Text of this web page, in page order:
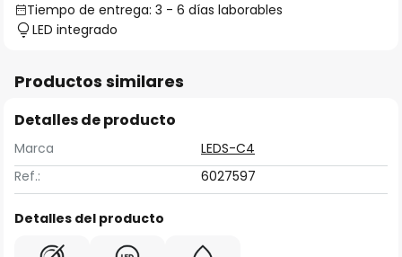
Tiempo de entrega: 3 - 6 días laborables
LED integrado
Productos similares
Detalles de producto
Marca
LEDS-C4
Ref.:
6027597
Detalles del producto